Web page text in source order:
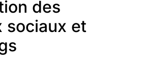
des
sociaux et